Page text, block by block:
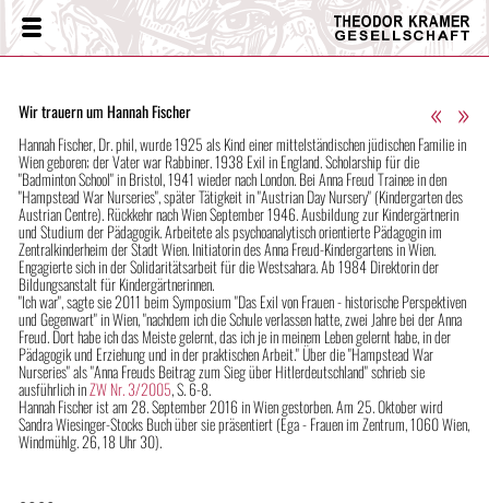
Theodor
Kramer
Menü
« »
Wir trauern um Hannah Fischer
Hannah Fischer, Dr. phil, wurde 1925 als Kind einer mittelständischen jüdischen Familie in
Wien geboren; der Vater war Rabbiner. 1938 Exil in England. Scholarship für die
"Badminton School" in Bristol, 1941 wieder nach London. Bei Anna Freud Trainee in den
"Hampstead War Nurseries", später Tätigkeit in "Austrian Day Nursery" (Kindergarten des
Austrian Centre). Rückkehr nach Wien September 1946. Ausbildung zur Kindergärtnerin
und Studium der Pädagogik. Arbeitete als psychoanalytisch orientierte Pädagogin im
Zentralkinderheim der Stadt Wien. Initiatorin des Anna Freud-Kindergartens in Wien.
Engagierte sich in der Solidaritätsarbeit für die Westsahara. Ab 1984 Direktorin der
Bildungsanstalt für Kindergärtnerinnen.
"Ich war", sagte sie 2011 beim Symposium "Das Exil von Frauen - historische Perspektiven
und Gegenwart" in Wien, "nachdem ich die Schule verlassen hatte, zwei Jahre bei der Anna
Freud. Dort habe ich das Meiste gelernt, das ich je in meinem Leben gelernt habe, in der
Pädagogik und Erziehung und in der praktischen Arbeit." Über die "Hampstead War
Nurseries" als "Anna Freuds Beitrag zum Sieg über Hitlerdeutschland" schrieb sie
ausführlich inZW Nr. 3/2005, S. 6-8.
Hannah Fischer ist am 28. September 2016 in Wien gestorben. Am 25. Oktober wird
Sandra Wiesinger-Stocks Buch über sie präsentiert (Ega - Frauen im Zentrum, 1060 Wien,
Windmühlg. 26, 18 Uhr 30).